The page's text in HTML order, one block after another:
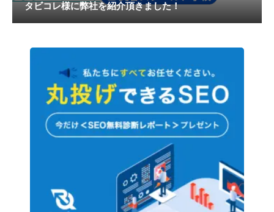
タビコレ様に弊社を紹介頂きました！